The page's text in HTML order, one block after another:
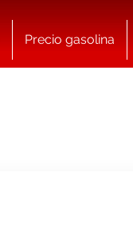
Precio gasolina